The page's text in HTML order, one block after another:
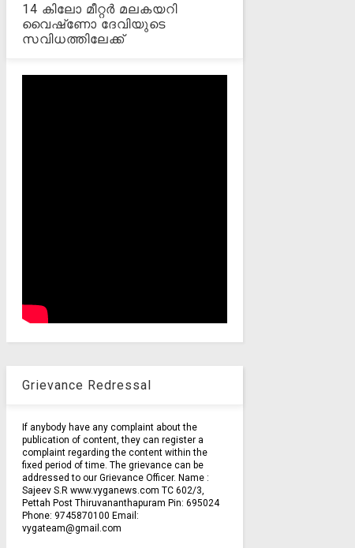
14 കിലോ മീറ്റര്‍ മലകയറി
വൈഷ്‌ണോ ദേവിയുടെ
സവിധത്തിലേക്ക്
Grievance Redressal
If anybody have any complaint about the
publication of content, they can register a
complaint regarding the content within the
fixed period of time. The grievance can be
addressed to our Grievance Officer. Name :
Sajeev S.R www.vyganews.com TC 602/3,
Pettah Post Thiruvananthapuram Pin: 695024
Phone: 9745870100 Email:
vygateam@gmail.com